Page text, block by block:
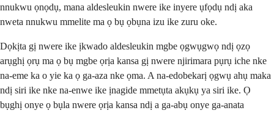
nnukwu ọnọdụ, mana aldesleukin nwere ike inyere ụfọdụ ndị aka
nweta nnukwu mmelite ma ọ bụ ọbụna izu ike zuru oke.
Dọkịta gị nwere ike ịkwado aldesleukin mgbe ọgwụgwọ ndị ọzọ
arụghị ọrụ ma ọ bụ mgbe ọrịa kansa gị nwere njirimara pụrụ iche nke
na-eme ka o yie ka ọ ga-aza nke ọma. A na-edobekarị ọgwụ ahụ maka
ndị siri ike nke na-enwe ike ịnagide mmetụta akụkụ ya siri ike. Ọ
bụghị onye ọ bụla nwere ọrịa kansa ndị a ga-abụ onye ga-anata